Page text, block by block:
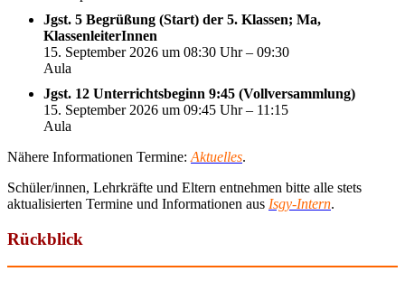
Jgst. 5 Begrüßung (Start) der 5. Klassen; Ma,
KlassenleiterInnen
15. September 2026 um 08:30 Uhr – 09:30
Aula
Jgst. 12 Unterrichtsbeginn 9:45 (Vollversammlung)
15. September 2026 um 09:45 Uhr – 11:15
Aula
Nähere Informationen Termine: Aktuelles.
Schüler/innen, Lehrkräfte und Eltern entnehmen bitte alle stets
aktualisierten Termine und Informationen aus Isgy-Intern.
Rückblick